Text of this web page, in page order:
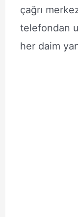
çağrı
telefondan
her daim